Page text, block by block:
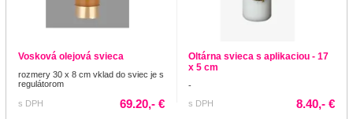
Vosková olejová svieca
rozmery 30 x 8 cm vklad do sviec je s
regulátorom
s DPH 69.20,- €
Oltárna svieca s aplikaciou - 17
x 5 cm
-
s DPH
8.40,- €